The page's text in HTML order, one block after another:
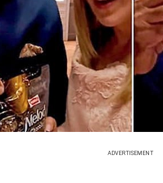
ADVERTISEMENT